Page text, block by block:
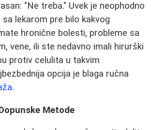
"Ne treba." Uvek je neophodno
lekarom pre bilo kakvog
hronične bolesti, probleme sa
vene, ili ste nedavno imali hirurški
protiv celulita u takvim
opcija je blaga ručna
.
Metode